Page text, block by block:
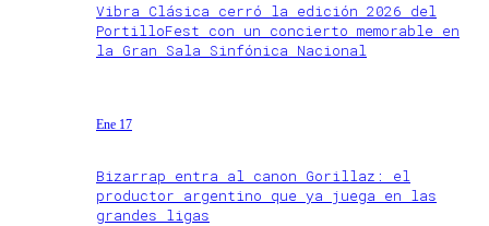
Vibra Clásica cerró la edición 2026 del
PortilloFest con un concierto memorable en
la Gran Sala Sinfónica Nacional
Ene 17
Bizarrap entra al canon Gorillaz: el
productor argentino que ya juega en las
grandes ligas